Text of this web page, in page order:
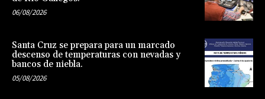
06/08/2026
Santa Cruz se prepara para un marcado
descenso de temperaturas con nevadas y
bancos de niebla.
05/08/2026